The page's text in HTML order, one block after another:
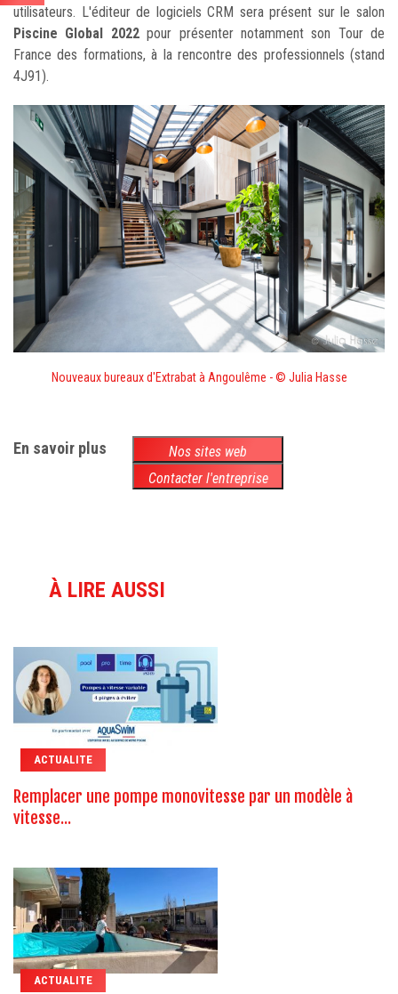
utilisateurs. L'éditeur de logiciels CRM sera présent sur le salon
Piscine Global 2022pour présenter notamment son Tour de
France des formations, à la rencontre des professionnels (stand
4J91).
Nouveaux bureaux d'Extrabat à Angoulême - © Julia Hasse
En savoir plus
Nos sites web
Contacter l'entreprise
À LIRE AUSSI
ACTUALITE
Remplacer une pompe monovitesse par un modèle à
vitesse...
ACTUALITE